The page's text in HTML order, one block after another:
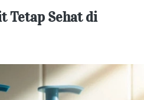
Tetap Sehat di